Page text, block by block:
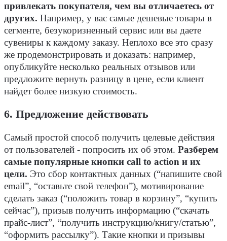
привлекать покупателя, чем вы отличаетесь от
других. Например, у вас самые дешевые товары в
сегменте, безукоризненный сервис или вы даете
сувениры к каждому заказу. Неплохо все это сразу
же продемонстрировать и доказать: например,
опубликуйте несколько реальных отзывов или
предложите вернуть разницу в цене, если клиент
найдет более низкую стоимость.
6. Предложение действовать
Самый простой способ получить целевые действия
от пользователей - попросить их об этом. Разберем
самые популярные кнопки call to action и их
цели. Это сбор контактных данных (“напишите свой
email”, “оставьте свой телефон”), мотивирование
сделать заказ (“положить товар в корзину”, “купить
сейчас”), призыв получить информацию (“скачать
прайс-лист”, “получить инструкцию/книгу/статью”,
“оформить рассылку”). Такие кнопки и призывы